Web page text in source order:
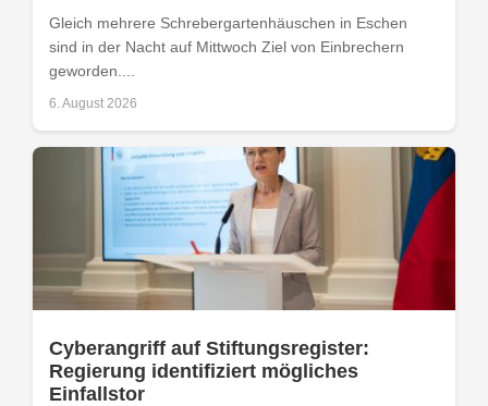
Gleich mehrere Schrebergartenhäuschen in Eschen
sind in der Nacht auf Mittwoch Ziel von Einbrechern
geworden....
6. August 2026
Cyberangriff auf Stiftungsregister:
Regierung identifiziert mögliches
Einfallstor